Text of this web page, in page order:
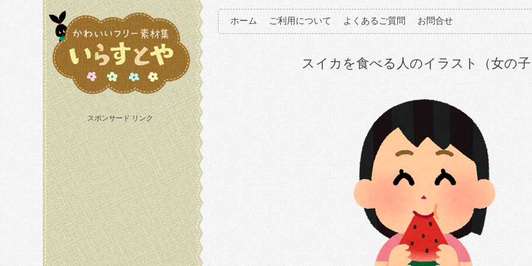
スポンサード リンク
ホーム ご利用について よくあるご質問 お問合せ
スイカを食べる人のイラスト（女の